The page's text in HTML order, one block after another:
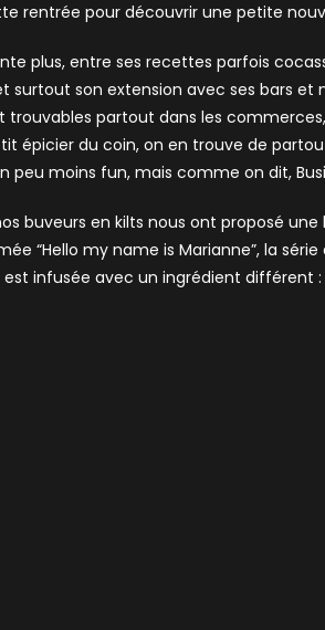
rentrée pour découvrir une petite
plus, entre ses recettes parfois
surtout son extension avec ses bars
trouvables partout dans les
épicier du coin, on en trouve de
moins fun, mais comme on dit,
buveurs en kilts nous ont proposé
“Hello my name is Marianne”, la
infusée avec un ingrédient différent :